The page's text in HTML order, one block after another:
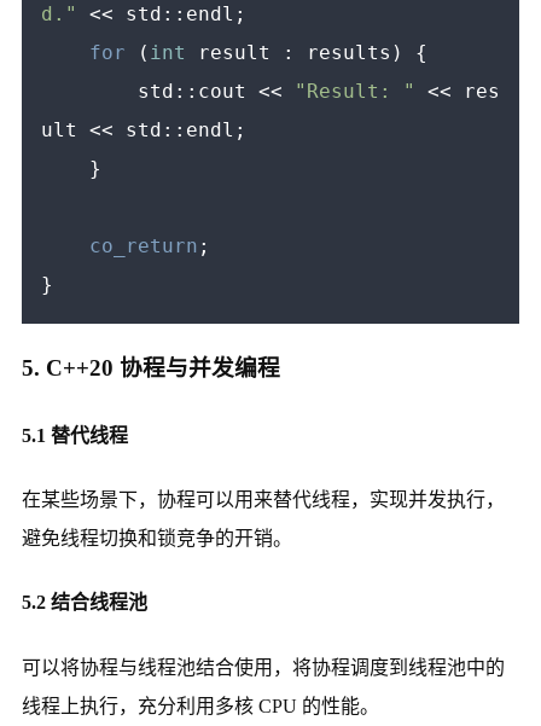
d."
<< std::endl;
for ( int
result : results) {
        std::cout <<
"Result: "
<< res
ult << std::endl;
co_return ;
5. C++20 协程与并发编程
5.1 替代线程
在某些场景下，协程可以用来替代线程，实现并发执行，
避免线程切换和锁竞争的开销。
5.2 结合线程池
可以将协程与线程池结合使用，将协程调度到线程池中的
线程上执行，充分利用多核 CPU 的性能。